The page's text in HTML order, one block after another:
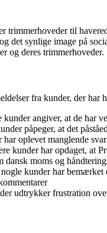
trimmerhoveder til
det synlige image på
og deres trimmerhoveder.
fra kunder, der
angiver, at de har
påpeger, at det
oplevet manglende
kunder har opdaget, at
dansk moms og
kunder har
udtrykker frustration